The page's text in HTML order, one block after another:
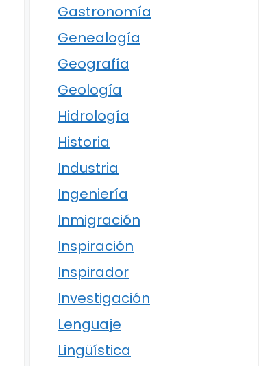
Gastronomía
Genealogía
Geografía
Geología
Hidrología
Historia
Industria
Ingeniería
Inmigración
Inspiración
Inspirador
Investigación
Lenguaje
Lingüística